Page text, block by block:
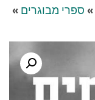
» ספרי מבוגרים »